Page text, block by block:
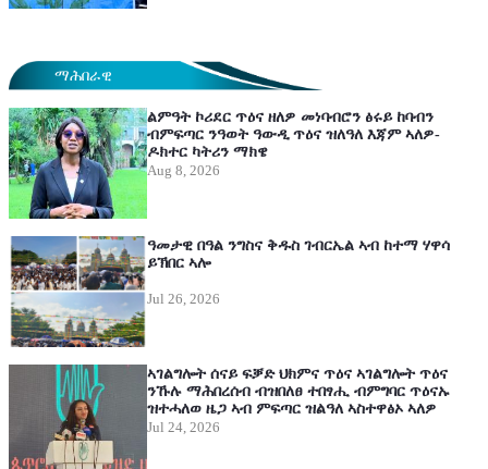
ማሕበራዊ
ልምዓት ኮሪደር ጥዕና ዘለዎ መነባብሮን ፅሩይ ከባብን
ብምፍጣር ንዓወት ዓውዲ ጥዕና ዝለዓለ እጃም ኣለዎ-
ዶክተር ካትሪን ማክዌ
Aug 8, 2026
ዓመታዊ በዓል ንግስና ቅዱስ ገብርኤል ኣብ ከተማ ሃዋሳ
ይኽበር ኣሎ
Jul 26, 2026
ኣገልግሎት ሰናይ ፍቓድ ህክምና ጥዕና ኣገልግሎት ጥዕና
ንኹሉ ማሕበረሰብ ብዝበለፀ ተበፃሒ ብምግባር ጥዕናኡ
ዝተሓለወ ዜጋ ኣብ ምፍጣር ዝልዓለ ኣስተዋፅኦ ኣለዎ
Jul 24, 2026